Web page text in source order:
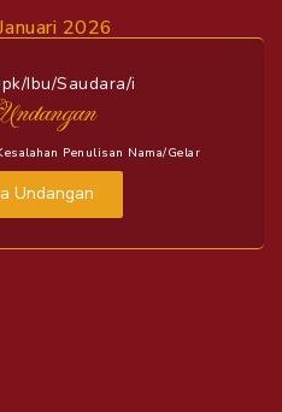
2026
Ibu/Saudara/i
Penulisan Nama/gelar
Undangan